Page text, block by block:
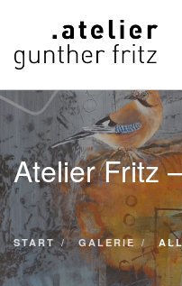
START
WERKE
VITA
KONTAKT
GALERIE
SUCHE
Atelier Fritz
START GALERIE